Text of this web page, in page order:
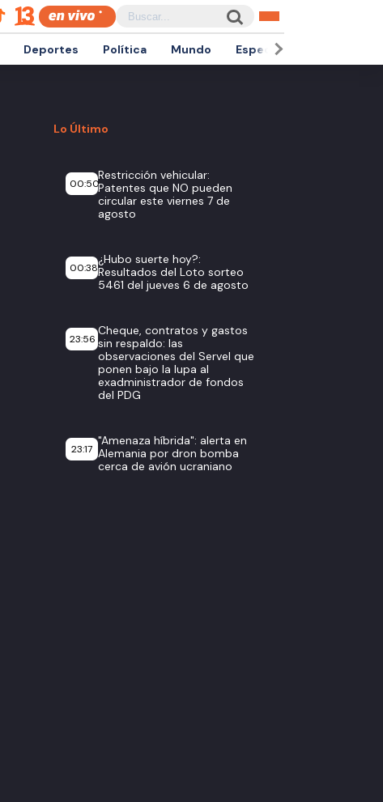
Deportes Política Mundo Espectáculos
Lo Último
00:50
Restricción vehicular:
Patentes que NO pueden
circular este viernes 7 de
agosto
00:38
¿Hubo suerte hoy?:
Resultados del Loto sorteo
5461 del jueves 6 de agosto
23:56
Cheque, contratos y gastos
sin respaldo: las
observaciones del Servel que
ponen bajo la lupa al
exadministrador de fondos
del PDG
23:17
"Amenaza híbrida": alerta en
Alemania por dron bomba
cerca de avión ucraniano